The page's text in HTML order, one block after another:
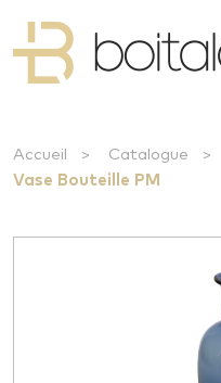
Accueil > Catalogue >
Vase Bouteille PM